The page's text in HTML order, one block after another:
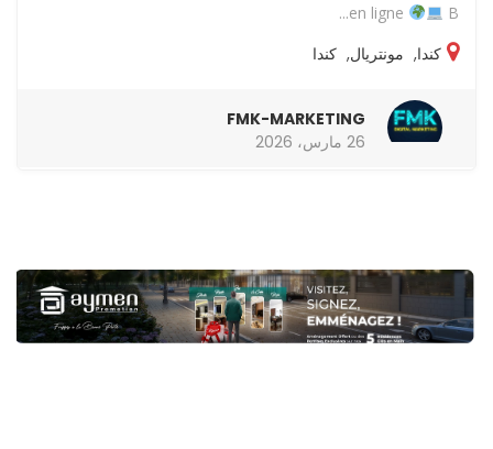
en ligne
B...
كندا, مونتريال, كندا
FMK-MARKETING
26 مارس، 2026